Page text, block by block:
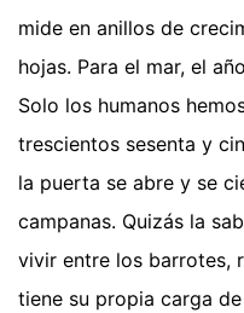
mide en anillos de
hojas. Para el mar, el
Solo los humanos
trescientos sesenta y
la puerta se abre y se
campanas. Quizás la
vivir entre los barrotes,
tiene su propia carga